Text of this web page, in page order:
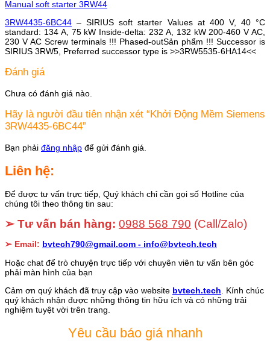
Manual soft starter 3RW44
3RW4435-6BC44 – SIRIUS soft starter Values at 400 V, 40 °C
standard: 134 A, 75 kW Inside-delta: 232 A, 132 kW 200-460 V AC,
230 V AC Screw terminals !!! Phased-outSản phẩm !!! Successor is
SIRIUS 3RW5, Preferred successor type is >>3RW5535-6HA14<<
Đánh giá
Chưa có đánh giá nào.
Hãy là người đầu tiên nhận xét “Khởi Động Mềm Siemens
3RW4435-6BC44”
Bạn phải đăng nhập để gửi đánh giá.
Liên hệ:
Để được tư vấn trực tiếp, Quý khách chỉ cần gọi số Hotline của
chúng tôi theo thông tin sau:
➢ Tư vấn bán hàng: 0988 568 790 (Call/Zalo)
➢ Email: bvtech790@gmail.com - info@bvtech.tech
Hoặc chat để trò chuyện trực tiếp với chuyên viên tư vấn bên góc
phải màn hình của bạn
Cảm ơn quý khách đã truy cập vào website bvtech.tech . Kính chúc
quý khách nhận được những thông tin hữu ích và có những trải
nghiệm tuyệt vời trên trang.
Yêu cầu báo giá nhanh